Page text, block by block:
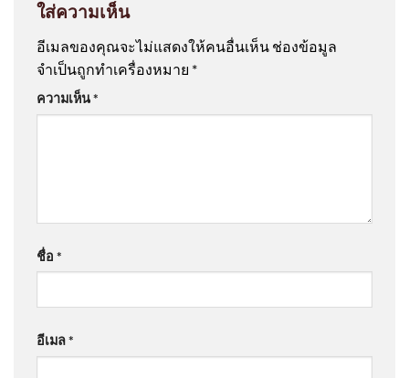
ใส่ความเห็น
อีเมลของคุณจะไม่แสดงให้คนอื่นเห็น ช่องข้อมูล
จำเป็นถูกทำเครื่องหมาย *
ความเห็น*
ชื่อ *
อีเมล*